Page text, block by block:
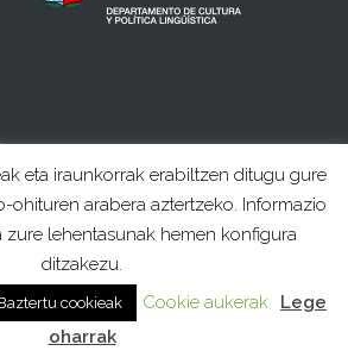
eta iraunkorrak erabiltzen ditugu gure
ohituren arabera aztertzeko. Informazio
zure lehentasunak hemen konfigura
ditzakezu.
cookieak Cookie aukerak
Lege
oharrak